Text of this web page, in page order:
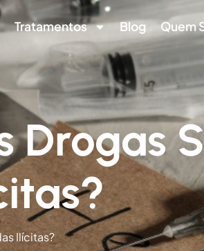
Tratamentos Blog Quem
Drogas
Ilícitas?